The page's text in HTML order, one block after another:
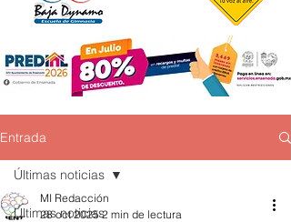
Entrada
Últimas noticias
Últimas noticias
MI Redacción
28 oct 2025 2 min de lectura